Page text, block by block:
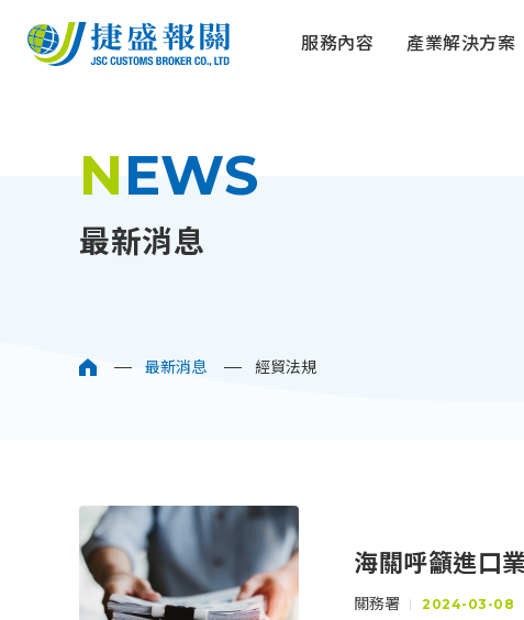
服務內容 產業解決方案
NEWS
最新消息
最新消息 經貿法規
海關呼籲進口
關務署 2024-03-08